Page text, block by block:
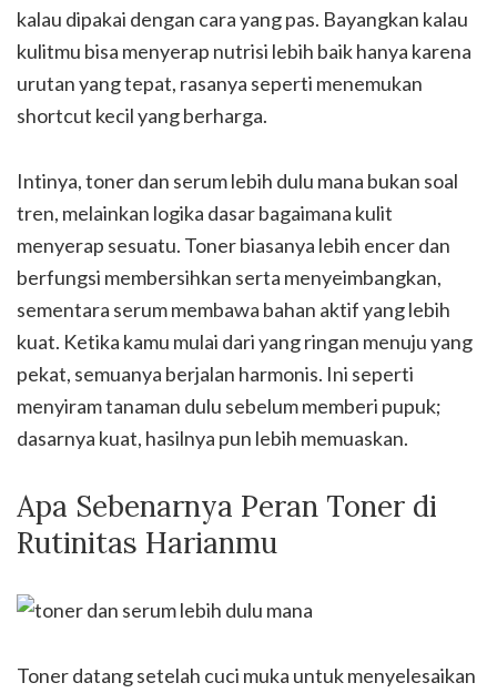
kalau dipakai dengan cara yang pas. Bayangkan kalau
kulitmu bisa menyerap nutrisi lebih baik hanya karena
urutan yang tepat, rasanya seperti menemukan
shortcut kecil yang berharga.
Intinya, toner dan serum lebih dulu mana bukan soal
tren, melainkan logika dasar bagaimana kulit
menyerap sesuatu. Toner biasanya lebih encer dan
berfungsi membersihkan serta menyeimbangkan,
sementara serum membawa bahan aktif yang lebih
kuat. Ketika kamu mulai dari yang ringan menuju yang
pekat, semuanya berjalan harmonis. Ini seperti
menyiram tanaman dulu sebelum memberi pupuk;
dasarnya kuat, hasilnya pun lebih memuaskan.
Apa Sebenarnya Peran Toner di
Rutinitas Harianmu
Toner datang setelah cuci muka untuk menyelesaikan